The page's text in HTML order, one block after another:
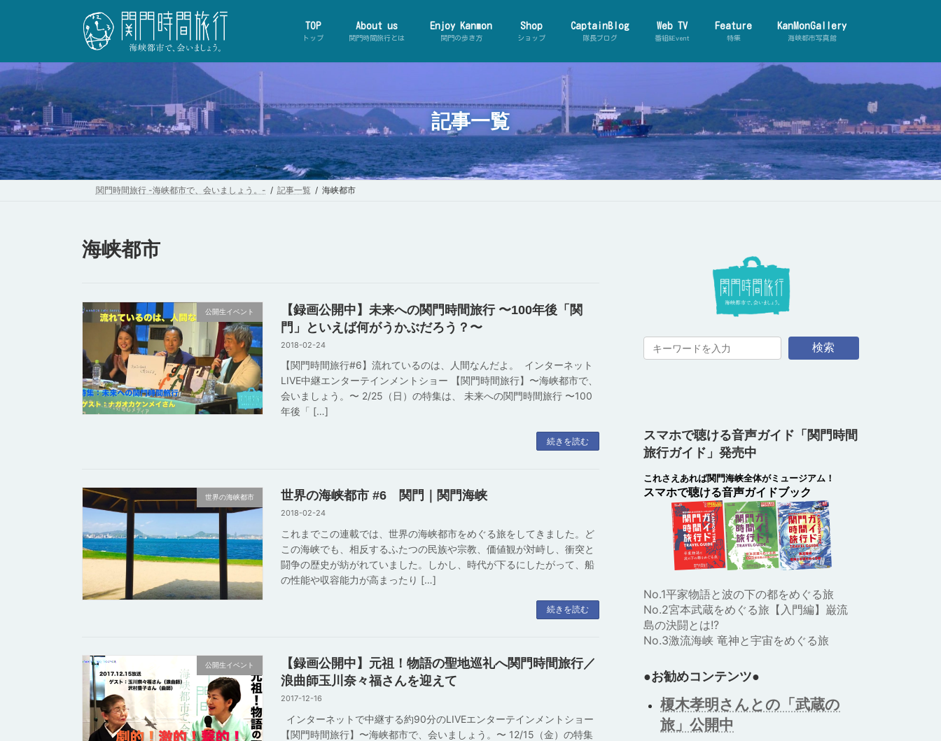
ツ
へ
ス
キ
ッ
プ
シ
ョ
ン
に
移
動
TOP
トップ
About us
関門時間旅行とは
Enjoy Kanmon
関門の歩き方
Shop
ショップ
CaptainBlog
隊長ブログ
Web TV
番組&Event
【動画ダイジェスト】ゲストとのテ
ーマ旅 再編集版
Feature
特集
【動画ダイジェスト】世界の海峡都
市
【動画ダイジェスト】 関門人物伝
【動画ダイジェスト】カンモナイト
研究所
KanMonGallery
海峡都市写真館
記事一覧
関門時間旅行 -海峡都市で、会いましょう。- 記事一覧 海峡都市
海峡都市
公開生イベント
【録画公開中】未来への関門時間旅行 〜100年後「関
門」といえば何がうかぶだろう？〜
2018-02-24
【関門時間旅行#6】流れているのは、人間なんだよ。 インターネット
LIVE中継エンターテインメントショー 【関門時間旅行】〜海峡都市で、
会いましょう。〜 2/25（日）の特集は、 未来への関門時間旅行 〜100
年後「 […]
続きを読む
世界の海峡都市 世界の海峡都市 #6 関門｜関門海峡
2018-02-24
これまでこの連載では、世界の海峡都市をめぐる旅をしてきました。ど
この海峡でも、相反するふたつの民族や宗教、価値観が対峙し、衝突と
闘争の歴史が紡がれていました。しかし、時代が下るにしたがって、船
の性能や収容能力が高まったり […]
続きを読む
公開生イベント
【録画公開中】元祖！物語の聖地巡礼へ関門時間旅行／
浪曲師玉川奈々福さんを迎えて
2017-12-16
インターネットで中継する約90分のLIVEエンターテインメントショー
【関門時間旅行】〜海峡都市で、会いましょう。〜 12/15（金）の特集
検索
スマホで聴ける音声ガイド「関門時間
旅行ガイド」発売中
これさえあれば関門海峡全体がミュージアム！
スマホで聴ける音声ガイドブック
No.1平家物語と波の下の都をめぐる旅
No.2宮本武蔵をめぐる旅【入門編】巌流
島の決闘とは!?
No.3激流海峡 竜神と宇宙をめぐる旅
●お勧めコンテンツ●
榎木孝明さんとの「武蔵の
旅」公開中